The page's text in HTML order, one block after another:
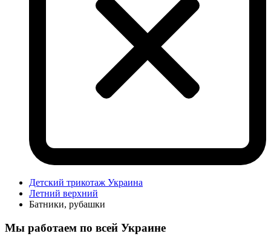
Детский трикотаж Украина
Летний верхний
Батники, рубашки
Мы работаем по всей Украине